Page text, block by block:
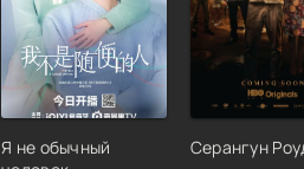
Я не обычный
Серангун